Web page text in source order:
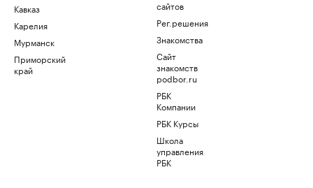
Кавказ
Карелия
Мурманск
Приморский
край
сайтов
Рег.решения
Знакомства
Сайт
знакомств
podbor.ru
РБК
Компании
РБК Курсы
Школа
управления
РБК